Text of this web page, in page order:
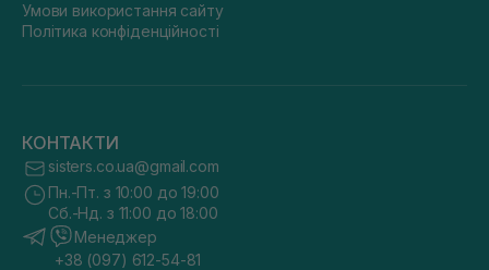
Умови використання сайту
Політика конфіденційності
КОНТАКТИ
sisters.co.ua@gmail.com
Пн.-Пт. з 10:00 до 19:00
Сб.-Нд. з 11:00 до 18:00
Менеджер
+38 (097) 612-54-81